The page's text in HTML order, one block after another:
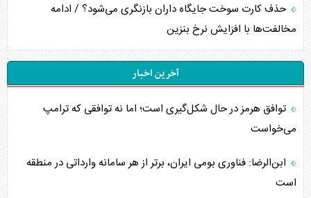
حذف کارت سوخت جایگاه داران بازنگری می‌شود؟ / ادامه
مخالفت‌ها با افزایش نرخ بنزین
آخرین اخبار
توافق هرمز در حال شکل‌گیری است؛ اما نه توافقی که ترامپ
می‌خواست
ابن‌الرضا: فناوری بومی ایران، برتر از هر سامانه وارداتی در منطقه
است